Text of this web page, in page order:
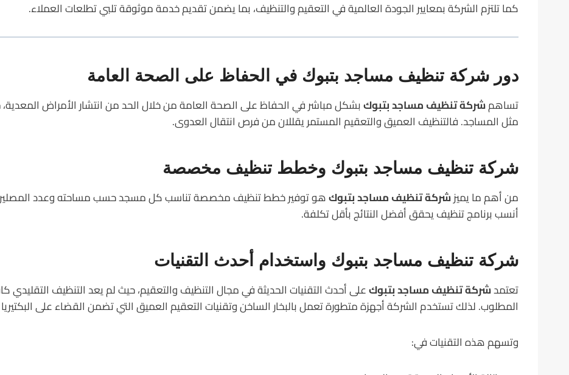
كما تلتزم الشركة بمعايير الجودة العالمية في التعقيم والتنظيف، بما يضمن تقديم خدمة موثوقة تلبي تطلعات العملاء.
دور شركة تنظيف مساجد بتبوك في الحفاظ على الصحة العامة
تساهمشركة تنظيف مساجد بتبوكبشكل مباشر في الحفاظ على الصحة العامة من خلال الحد من انتشار الأمراض
مثل المساجد. فالتنظيف العميق والتعقيم المستمر يقللان من فرص انتقال العدوى.
شركة تنظيف مساجد بتبوك وخطط تنظيف مخصصة
من أهم ما يميزشركة تنظيف مساجد بتبوكهو توفير خطط تنظيف مخصصة تناسب كل مسجد حسب مساحته وعدد المصلين
أنسب برنامج تنظيف يحقق أفضل النتائج بأقل تكلفة.
شركة تنظيف مساجد بتبوك واستخدام أحدث التقنيات
تعتمدشركة تنظيف مساجد بتبوكعلى أحدث التقنيات الحديثة في مجال التنظيف والتعقيم، حيث لم يعد التنظيف
المطلوب. لذلك تستخدم الشركة أجهزة متطورة تعمل بالبخار الساخن وتقنيات التعقيم العميق التي تضمن القضاء على
وتسهم هذه التقنيات في: